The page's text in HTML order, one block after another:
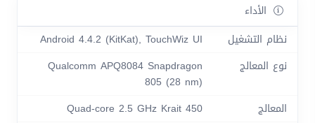
الأداء
نظام التشغيل
Android 4.4.2 (KitKat), TouchWiz UI
نوع المعالج
Qualcomm APQ8084 Snapdragon
805 (28 nm)
المعالج
Quad-core 2.5 GHz Krait 450